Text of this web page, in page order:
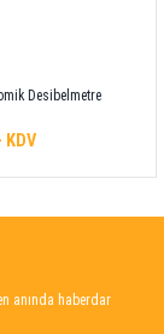
Desibelmetre
KDV
anında haberdar